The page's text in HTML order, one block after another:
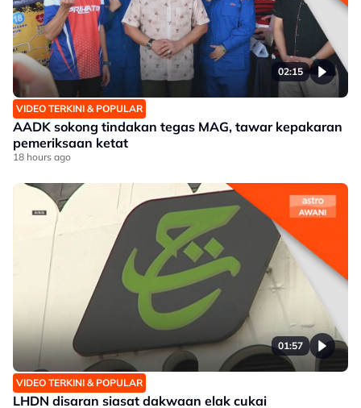
02:15
VIDEO TERKINI & POPULAR
AADK sokong tindakan tegas MAG, tawar kepakaran
pemeriksaan ketat
18 hours ago
01:57
VIDEO TERKINI & POPULAR
LHDN disaran siasat dakwaan elak cukai